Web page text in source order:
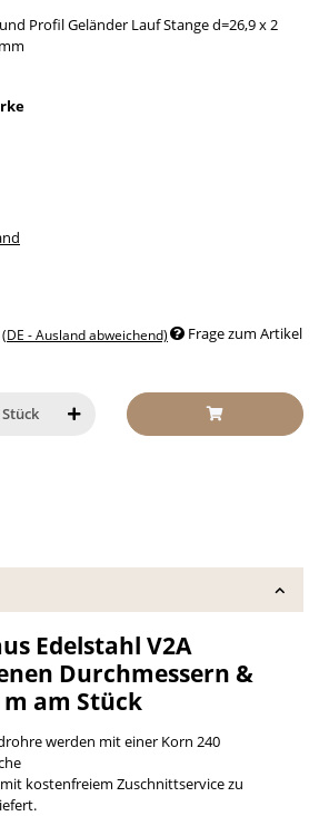
Profil Geländer Lauf Stange d=26,9 x 2
(DE - Ausland abweichend) Frage zum Artikel
Stück
Edelstahl V2A
Durchmessern &
m am Stück
werden mit einer Korn 240
kostenfreiem Zuschnittservice zu